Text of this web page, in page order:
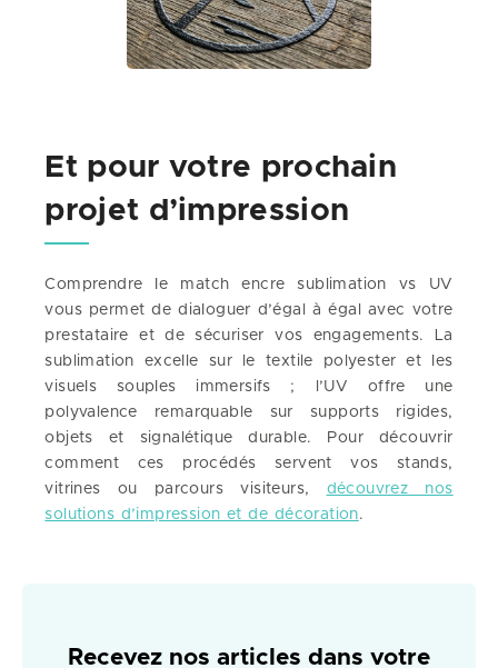
Et pour votre prochain
projet d’impression
Comprendre le match encre sublimation vs UV
vous permet de dialoguer d’égal à égal avec votre
prestataire et de sécuriser vos engagements. La
sublimation excelle sur le textile polyester et les
visuels souples immersifs ; l’UV offre une
polyvalence remarquable sur supports rigides,
objets et signalétique durable. Pour découvrir
comment ces procédés servent vos stands,
vitrines ou parcours visiteurs, découvrez nos
solutions d’impression et de décoration.
Recevez nos articles dans votre